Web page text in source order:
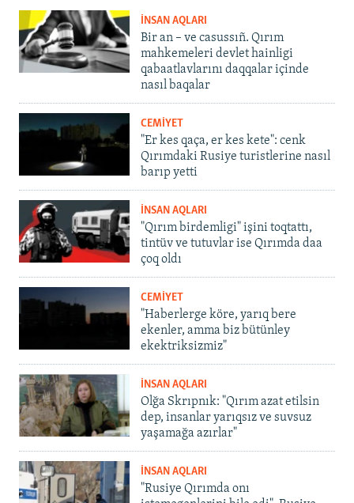
İNSAN AQLARI
Bir an – ve casussıñ. Qırım
mahkemeleri devlet hainligi
qabaatlavlarını daqqalar içinde
nasıl baqalar
CEMİYET
"Er kes qaça, er kes kete": cenk
Qırımdaki Rusiye turistlerine nasıl
barıp yetti
İNSAN AQLARI
"Qırım birdemligi" işini toqtattı,
tintüv ve tutuvlar ise Qırımda daa
çoq oldı
CEMİYET
"Haberlerge köre, yarıq bere
ekenler, amma biz bütünley
ekektriksizmiz"
İNSAN AQLARI
Olğa Skrıpnık: "Qırım azat etilsin
dep, insanlar yarıqsız ve suvsuz
yaşamağa azırlar"
İNSAN AQLARI
"Rusiye Qırımda onı